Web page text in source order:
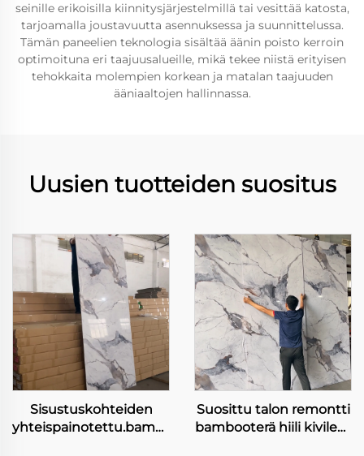
seinille erikoisilla kiinnitysjärjestelmillä tai vesittää katosta,
tarjoamalla joustavuutta asennuksessa ja suunnittelussa.
Tämän paneelien teknologia sisältää äänin poisto kerroin
optimoituna eri taajuusalueille, mikä tekee niistä erityisen
tehokkaita molempien korkean ja matalan taajuuden
ääniaaltojen hallinnassa.
Uusien tuotteiden suositus
Sisustuskohteiden
yhteispainotettu.bambooteräkangas
Suosittu talon remontti
bambooterä hiili kivilevy